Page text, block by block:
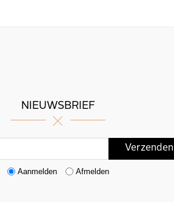
NIEUWSBRIEF
Aanmelden Afmelden